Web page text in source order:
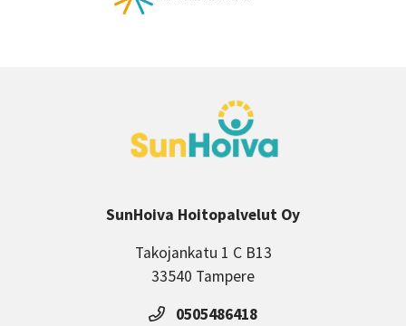
SunHoiva Hoitopalvelut Oy
Takojankatu 1 C B13
33540 Tampere
0505486418